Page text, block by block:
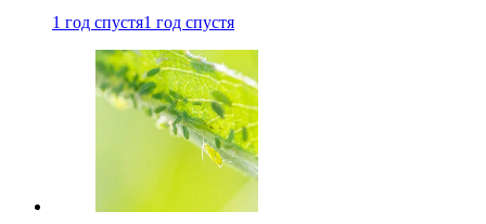
1 год спустя1 год спустя